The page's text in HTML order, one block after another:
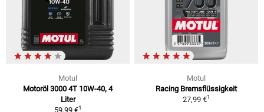
Motul
Motoröl 3000 4T 10W-40, 4
Liter
59,99 €1
Motul
Racing Bremsflüssigkeit
27,99 €1